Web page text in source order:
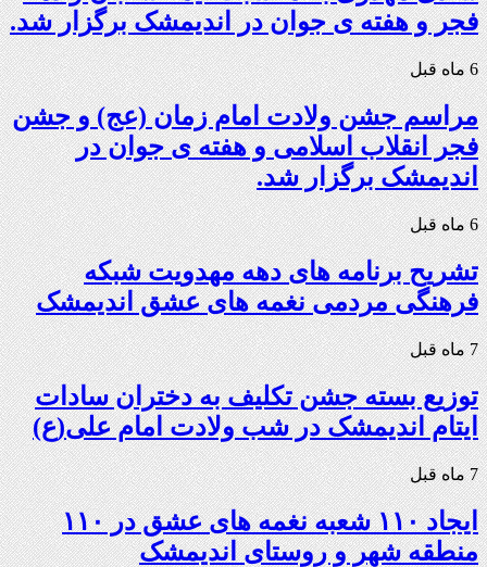
فجر و هفته ی جوان در اندیمشک برگزار شد.
6 ماه قبل
مراسم جشن ولادت امام زمان (عج) و جشن
فجر انقلاب اسلامی و هفته ی جوان در
اندیمشک برگزار شد.
6 ماه قبل
تشریح برنامه های دهه مهدویت شبکه
فرهنگی مردمی نغمه های عشق اندیمشک
7 ماه قبل
توزیع بسته جشن تکلیف به دختران سادات
ایتام اندیمشک در شب ولادت امام علی(ع)
7 ماه قبل
ایجاد ۱۱۰ شعبه نغمه های عشق در ۱۱۰
منطقه شهر و روستای اندیمشک